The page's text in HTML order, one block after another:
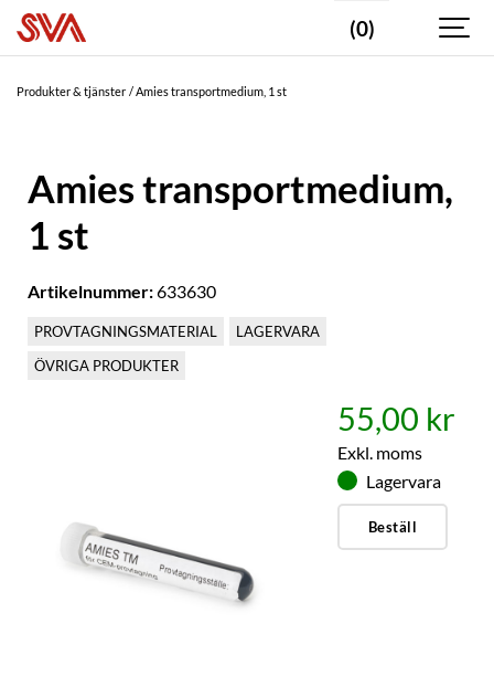
(0)
Produkter & tjänster Amies transportmedium, 1 st
Amies transportmedium,
1 st
Artikelnummer:633630
PROVTAGNINGSMATERIAL
LAGERVARA
ÖVRIGA PRODUKTER
55,00 kr
Exkl. moms
Lagervara
Beställ